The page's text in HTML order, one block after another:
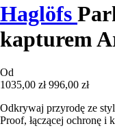
Haglöfs
kapturem
Od
1035,00 zł 996,00 zł
Odkrywaj przyrodę ze
Proof, łączącej ochronę i